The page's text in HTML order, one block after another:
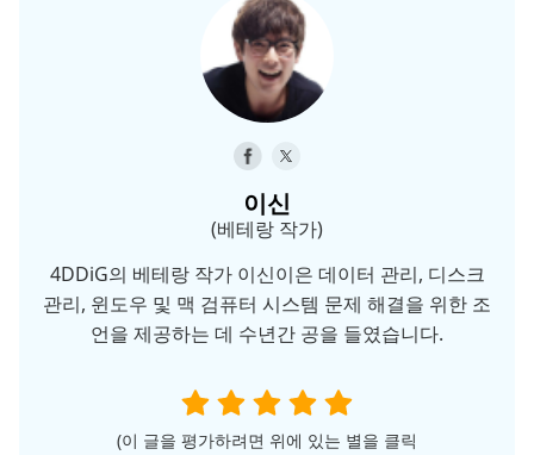
이신
(베테랑 작가)
4DDiG의 베테랑 작가 이신이은 데이터 관리, 디스크
관리, 윈도우 및 맥 검퓨터 시스템 문제 해결을 위한 조
언을 제공하는 데 수년간 공을 들였습니다.
(이 글을 평가하려면 위에 있는 별을 클릭